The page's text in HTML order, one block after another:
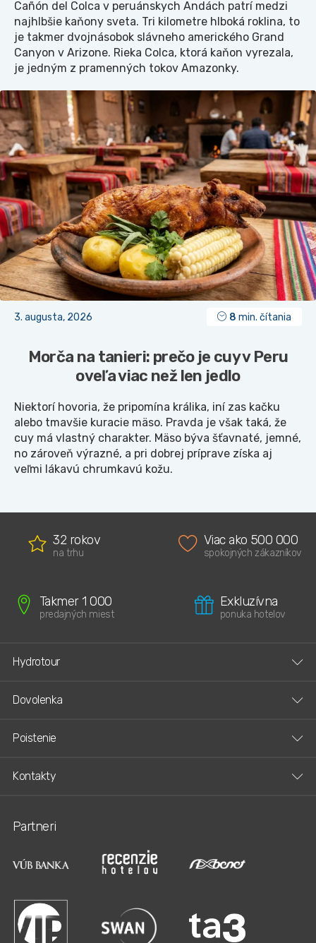
Cañón del Colca v peruánskych Andách patrí medzi
najhlbšie kaňony sveta. Tri kilometre hlboká roklina, to
je takmer dvojnásobok slávneho amerického Grand
Canyon v Arizone. Rieka Colca, ktorá kaňon vyrezala,
je jedným z pramenných tokov Amazonky.
3. augusta, 2026 8 min. čítania
Morča na tanieri: prečo je cuy v Peru
oveľa viac než len jedlo
Niektorí hovoria, že pripomína králika, iní zas kačku
alebo tmavšie kuracie mäso. Pravda je však taká, že
cuy má vlastný charakter. Mäso býva šťavnaté, jemné,
no zároveň výrazné, a pri dobrej príprave získa aj
veľmi lákavú chrumkavú kožu.
32 rokov
na trhu
Viac ako 500 000
spokojných zákazníkov
Takmer 1 000
predajných miest
Exkluzívna
ponuka hotelov
Hydrotour
Dovolenka
Poistenie
Kontakty
Partneri